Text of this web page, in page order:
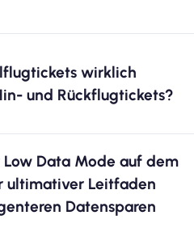
wirklich
und Rückflugtickets?
Low Data Mode auf dem
ultimativer Leitfaden
Datensparen